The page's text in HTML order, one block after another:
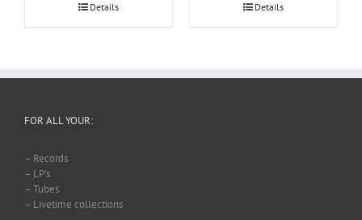
Details Details
FOR ALL YOUR:
– Records
– LP’s
– Tubes
– Livetime collections